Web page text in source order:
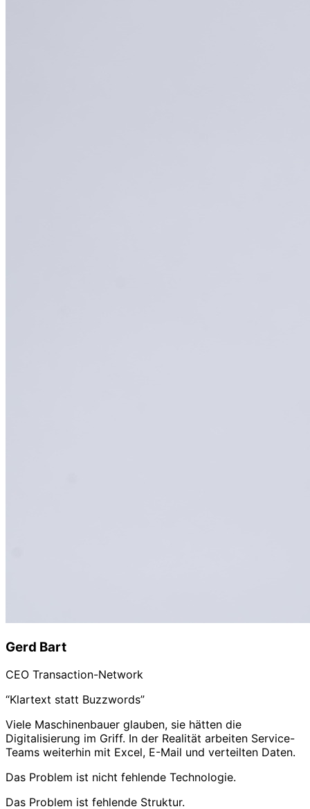
Gerd Bart
CEO Transaction-Network
“Klartext statt Buzzwords”
Viele Maschinenbauer glauben, sie hätten die
Digitalisierung im Griff. In der Realität arbeiten Service-
Teams weiterhin mit Excel, E-Mail und verteilten Daten.
Das Problem ist nicht fehlende Technologie.
Das Problem ist fehlende Struktur.